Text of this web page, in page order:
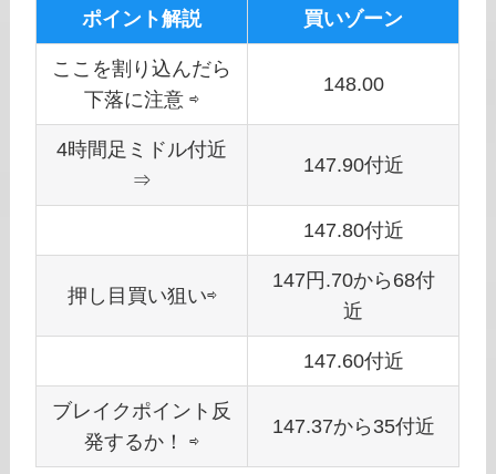
ポイント解説 買いゾーン
ここを割り込んだら
下落に注意 ⇨
148.00
4時間足ミドル付近
⇒
147.90付近
147.80付近
押し目買い狙い⇨
147円.70から68付
近
147.60付近
ブレイクポイント反
発するか！ ⇨
147.37から35付近